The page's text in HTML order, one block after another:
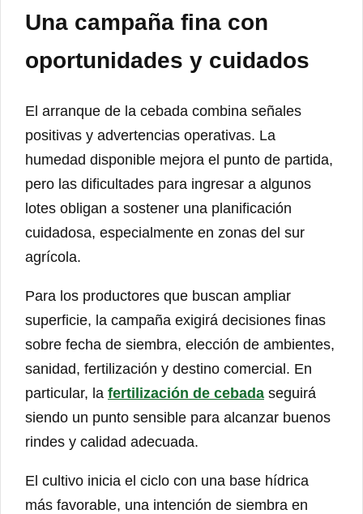
Una campaña fina con
oportunidades y cuidados
El arranque de la cebada combina señales
positivas y advertencias operativas. La
humedad disponible mejora el punto de partida,
pero las dificultades para ingresar a algunos
lotes obligan a sostener una planificación
cuidadosa, especialmente en zonas del sur
agrícola.
Para los productores que buscan ampliar
superficie, la campaña exigirá decisiones finas
sobre fecha de siembra, elección de ambientes,
sanidad, fertilización y destino comercial. En
particular, la fertilización de cebada seguirá
siendo un punto sensible para alcanzar buenos
rindes y calidad adecuada.
El cultivo inicia el ciclo con una base hídrica
más favorable, una intención de siembra en